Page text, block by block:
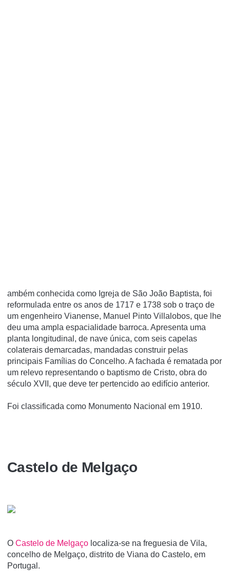
ambém conhecida como Igreja de São João Baptista, foi
reformulada entre os anos de 1717 e 1738 sob o traço de
um engenheiro Vianense, Manuel Pinto Villalobos, que lhe
deu uma ampla espacialidade barroca. Apresenta uma
planta longitudinal, de nave única, com seis capelas
colaterais demarcadas, mandadas construir pelas
principais Famílias do Concelho. A fachada é rematada por
um relevo representando o baptismo de Cristo, obra do
século XVII, que deve ter pertencido ao edifício anterior.
Foi classificada como Monumento Nacional em 1910.
Castelo de Melgaço
O Castelo de Melgaço localiza-se na freguesia de Vila,
concelho de Melgaço, distrito de Viana do Castelo, em
Portugal.